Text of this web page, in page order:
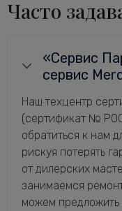
Часто
«Сервис
сервис
Наш техцентр
(сертификат №
обратиться к нам
рискуя потерять
от дилерских
занимаемся
можем предложить